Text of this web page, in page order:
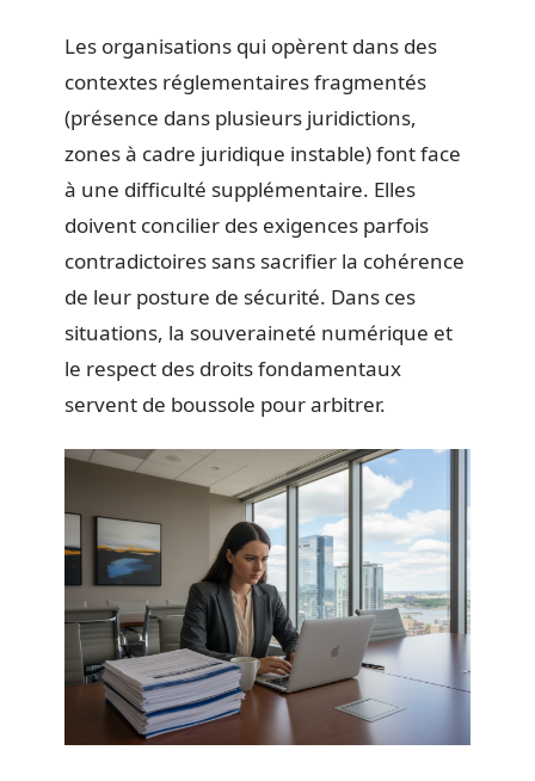
Les organisations qui opèrent dans des
contextes réglementaires fragmentés
(présence dans plusieurs juridictions,
zones à cadre juridique instable) font face
à une difficulté supplémentaire. Elles
doivent concilier des exigences parfois
contradictoires sans sacrifier la cohérence
de leur posture de sécurité. Dans ces
situations, la souveraineté numérique et
le respect des droits fondamentaux
servent de boussole pour arbitrer.